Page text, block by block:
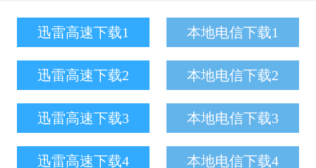
迅雷高速下载1
迅雷高速下载2
迅雷高速下载3
迅雷高速下载4
本地电信下载1
本地电信下载2
本地电信下载3
本地电信下载4